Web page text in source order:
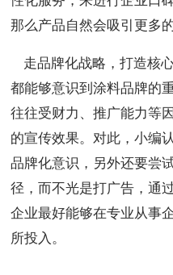
那么产品自然会吸引更多
走品牌化战略，打造核
都能够意识到涂料品牌的
往往受财力、推广能力等
的宣传效果。对此，小编
品牌化意识，另外还要尝
径，而不光是打广告，通
企业最好能够在专业从事
所投入。